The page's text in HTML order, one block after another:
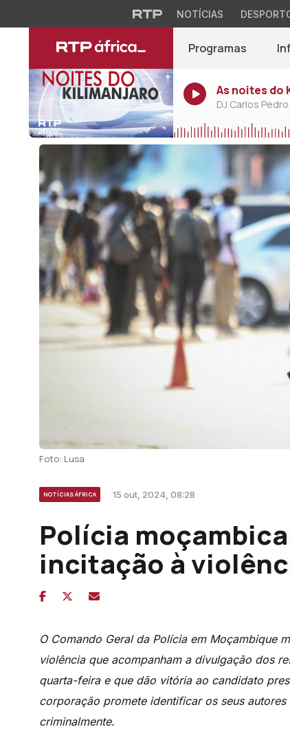
NOTÍCIAS
Programas
As noites do
DJ Carlos Pedro
Foto: Lusa
NOTÍCIAS ÁFRICA 15 out, 2024, 08:28
Polícia
incitação à
O Comando Geral da Polícia em Moçambique
violência que acompanham a divulgação dos
quarta-feira e que dão vitória ao candidato
corporação promete identificar os seus
criminalmente.